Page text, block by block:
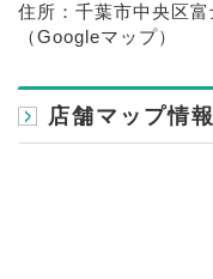
住所：千葉市中央区
（Googleマップ）
店舗マップ情